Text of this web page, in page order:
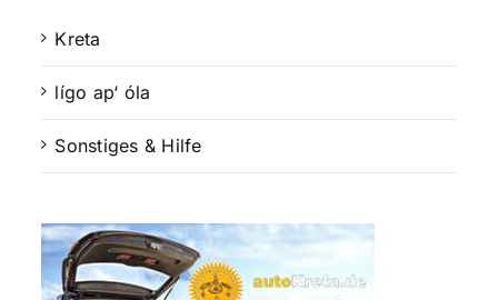
Kreta
lígo ap‘ óla
Sonstiges & Hilfe